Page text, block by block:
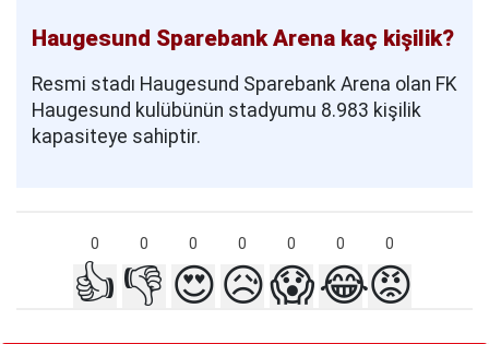
Haugesund Sparebank Arena kaç kişilik?
Resmi stadı Haugesund Sparebank Arena olan FK
Haugesund kulübünün stadyumu 8.983 kişilik
kapasiteye sahiptir.
0 0 0 0 0 0 0
👍 👎 😍😥😱😂😡